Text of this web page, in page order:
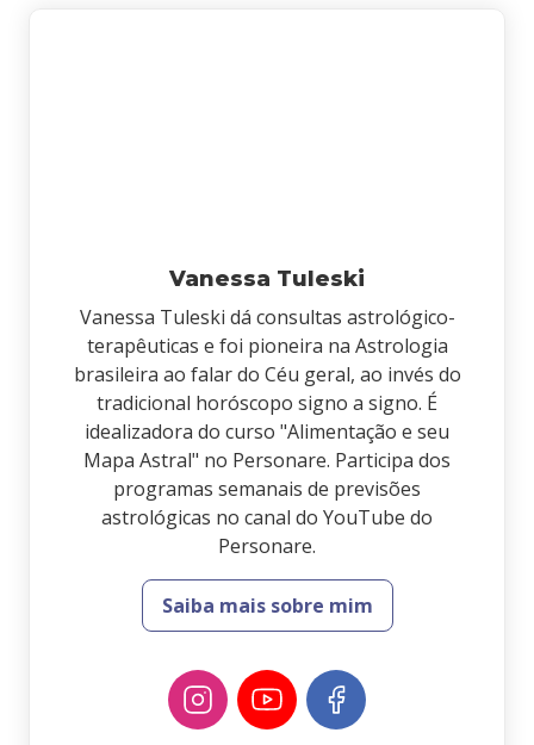
Vanessa Tuleski
Vanessa Tuleski dá consultas astrológico-
terapêuticas e foi pioneira na Astrologia
brasileira ao falar do Céu geral, ao invés do
tradicional horóscopo signo a signo. É
idealizadora do curso "Alimentação e seu
Mapa Astral" no Personare. Participa dos
programas semanais de previsões
astrológicas no canal do YouTube do
Personare.
Saiba mais sobre mim